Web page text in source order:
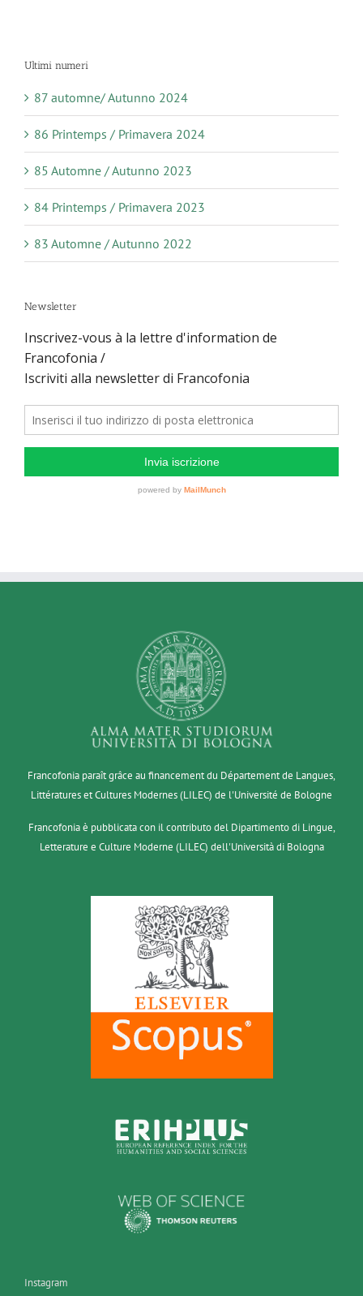
Ultimi numeri
87 automne/ Autunno 2024
86 Printemps / Primavera 2024
85 Automne / Autunno 2023
84 Printemps / Primavera 2023
83 Automne / Autunno 2022
Newsletter
Francofonia paraît grâce au financement du Département de Langues,
Littératures et Cultures Modernes (LILEC) de l'Université de Bologne
Francofonia è pubblicata con il contributo del Dipartimento di Lingue,
Letterature e Culture Moderne (LILEC) dell'Università di Bologna
Instagram